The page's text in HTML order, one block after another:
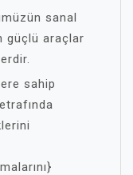
sanal
güçlü araçlar
sahip